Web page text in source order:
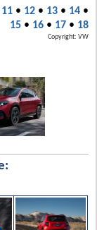
11• 12• 13• 14•
15• 16• 17• 18
Copyright: VW